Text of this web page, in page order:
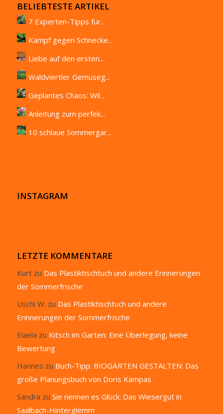
BELIEBTESTE ARTIKEL
7 Experten-Tipps für...
Kampf gegen Schnecke...
Liebe auf den ersten...
Waldviertler Gemüseg...
Geplantes Chaos: Wil...
Anleitung zum perfek...
10 schlaue Sommergar...
INSTAGRAM
LETZTE KOMMENTARE
Kurtzu Das Plastiktischtuch und andere Erinnerungen
der Sommerfrische
Uschi W. zu Das Plastiktischtuch und andere
Erinnerungen der Sommerfrische
Elaela zu Kitsch im Garten: Eine Überlegung, keine
Bewertung
Hannes zu Buch-Tipp: BIOGÄRTEN GESTALTEN: Das
große Planungsbuch von Doris Kampas
Sandra zu Sie nennen es Glück: Das Wiesergut in
Saalbach-Hinterglemm